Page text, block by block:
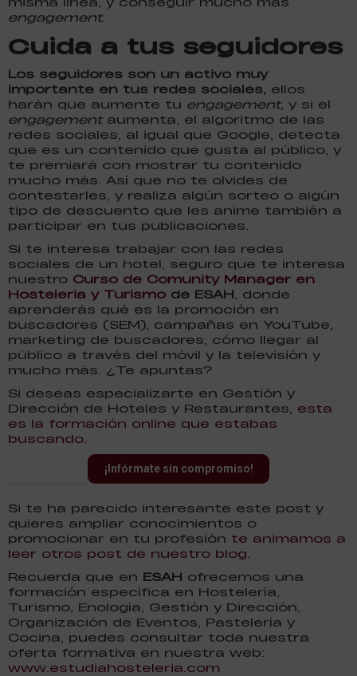
engagement.
Cuida a tus seguidores
Los seguidores son un activo muy
importante en tus redes sociales, ellos
harán que aumente tu engagement, y si el
engagementaumenta, el algoritmo de las
redes sociales, al igual que Google, detecta
que es un contenido que gusta al público, y
te premiará con mostrar tu contenido
mucho más. Así que no te olvides de
contestarles, y realiza algún sorteo o algún
tipo de descuento que les anime también a
participar en tus publicaciones.
Si te interesa trabajar con las redes
sociales de un hotel, seguro que te interesa
nuestro Curso de Comunity Manager en
Hosteleria y Turismo de ESAH, donde
aprenderás qué es la promoción en
buscadores (SEM), campañas en YouTube,
marketing de buscadores, cómo llegar al
público a través del móvil y la televisión y
mucho más. ¿Te apuntas?
Si deseas especializarte en Gestión y
Dirección de Hoteles y Restaurantes, esta
es la formación online que estabas
buscando.
¡Infórmate sin compromiso!
Si te ha parecido interesante este post y
quieres ampliar conocimientos o
promocionar en tu profesión te animamos a
leer otros post de nuestro blog.
Recuerda que en ESAH ofrecemos una
formación específica en Hostelería,
Turismo, Enología, Gestión y Dirección,
Organización de Eventos, Pastelería y
Cocina, puedes consultar toda nuestra
oferta formativa en nuestra web:
www.estudiahosteleria.com